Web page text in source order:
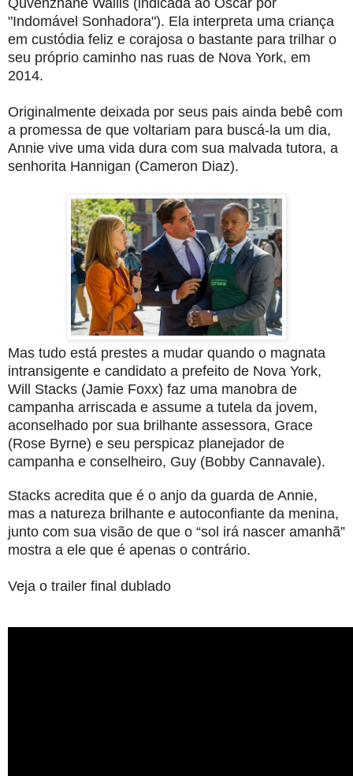
"Indomável Sonhadora"). Ela interpreta uma criança
em custódia feliz e corajosa o bastante para trilhar o
seu próprio caminho nas ruas de Nova York, em
2014.
Originalmente deixada por seus pais ainda bebê com
a promessa de que voltariam para buscá-la um dia,
Annie vive uma vida dura com sua malvada tutora, a
senhorita Hannigan (Cameron Diaz).
Mas tudo está prestes a mudar quando o magnata
intransigente e candidato a prefeito de Nova York,
Will Stacks (Jamie Foxx) faz uma manobra de
campanha arriscada e assume a tutela da jovem,
aconselhado por sua brilhante assessora, Grace
(Rose Byrne) e seu perspicaz planejador de
campanha e conselheiro, Guy (Bobby Cannavale).
Stacks acredita que é o anjo da guarda de Annie,
mas a natureza brilhante e autoconfiante da menina,
junto com sua visão de que o “sol irá nascer amanhã”
mostra a ele que é apenas o contrário.
Veja o trailer final dublado